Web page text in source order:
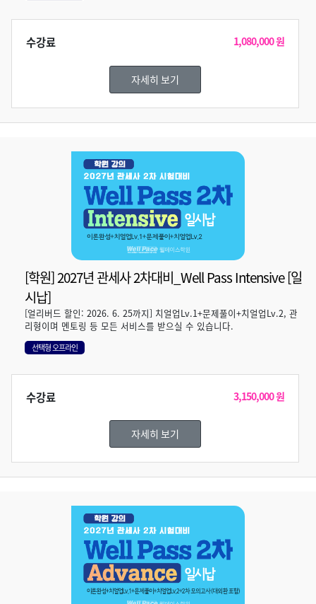
수강료 1,080,000 원
자세히 보기
[학원] 2027년 관세사 2차대비_Well Pass Intensive [일
시납]
[얼리버드 할인: 2026. 6. 25까지] 치얼업Lv.1+문제풀이+치얼업Lv.2, 관
리형이며 멘토링 등 모든 서비스를 받으실 수 있습니다.
선택형 오프라인
수강료 3,150,000 원
자세히 보기